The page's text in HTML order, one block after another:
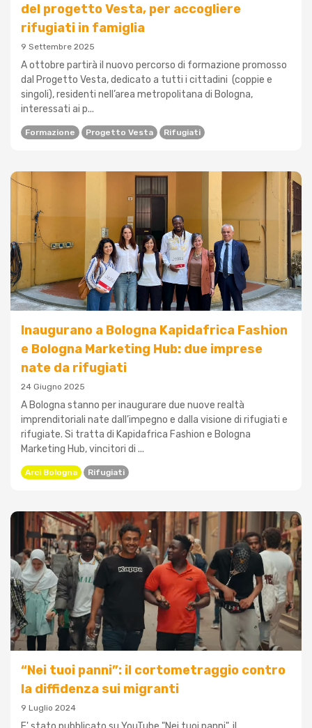
del progetto Vesta, per accogliere
rifugiati in famiglia
9 Settembre 2025
A ottobre partirà il nuovo percorso di formazione promosso
dal Progetto Vesta, dedicato a tutti i cittadini (coppie e
singoli), residenti nell’area metropolitana di Bologna,
interessati ai p...
Formazione Progetto Vesta Rifugiati
Inaugurano a Bologna Kapidafrica Fashion
e Bologna Marketing Hub: due imprese
nate da rifugiati
24 Giugno 2025
A Bologna stanno per inaugurare due nuove realtà
imprenditoriali nate dall’impegno e dalla visione di rifugiati e
rifugiate. Si tratta di Kapidafrica Fashion e Bologna
Marketing Hub, vincitori di ...
Arci Bologna Rifugiati
“Nei tuoi panni”: il cortometraggio contro
la diffidenza sui migranti
9 Luglio 2024